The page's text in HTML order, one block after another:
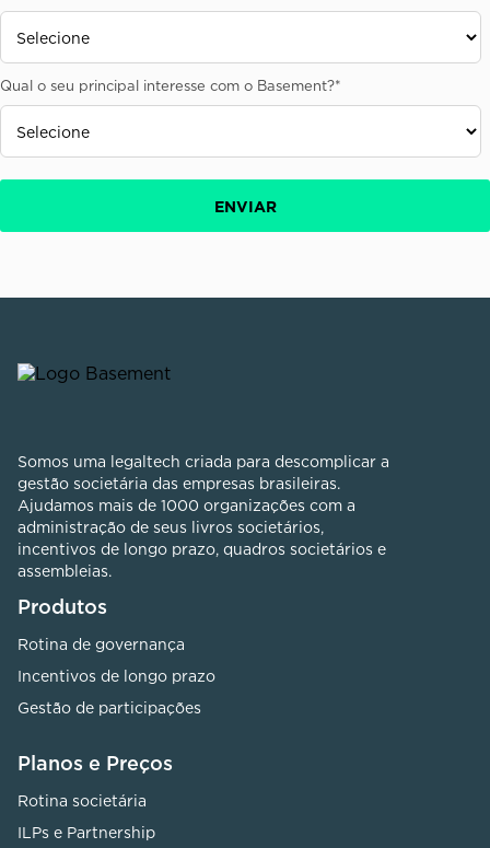
Qual o seu principal interesse com o Basement?*
Somos uma legaltech criada para descomplicar a
gestão societária das empresas brasileiras.
Ajudamos mais de 1000 organizações com a
administração de seus livros societários,
incentivos de longo prazo, quadros societários e
assembleias.
Produtos
Rotina de governança
Incentivos de longo prazo
Gestão de participações
Planos e Preços
Rotina societária
ILPs e Partnership